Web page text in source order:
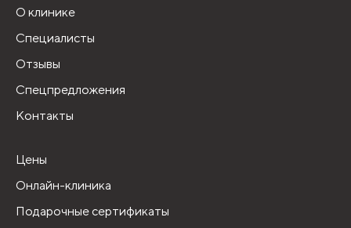
О клинике
Специалисты
Отзывы
Спецпредложения
Контакты
Цены
Онлайн-клиника
Подарочные сертификаты